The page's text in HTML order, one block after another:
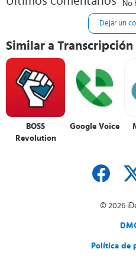
No
Dejar un
Similar a
BOSS
Revolution
Google Voice
© 2026
Política de